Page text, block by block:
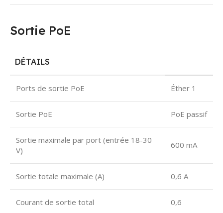
Sortie PoE
DÉTAILS
Ports de sortie PoE Éther 1
Sortie PoE PoE passif
Sortie maximale par port (entrée 18-30
V)
600 mA
Sortie totale maximale (A) 0,6 A
Courant de sortie total 0,6